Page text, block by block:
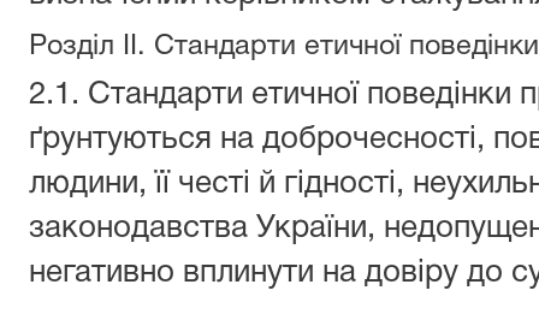
Розділ II. Стандарти етичної
2.1. Стандарти етичної поведінки
ґрунтуються на доброчесності,
людини, її честі й гідності,
законодавства України,
негативно вплинути на довіру до